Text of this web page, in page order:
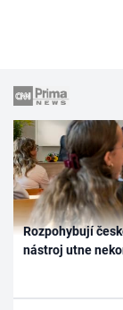
Rozpohybují
nástroj utne